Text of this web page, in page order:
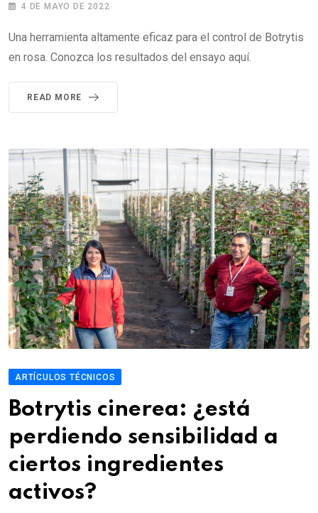
4 DE MAYO DE 2022
Una herramienta altamente eficaz para el control de Botrytis
en rosa. Conozca los resultados del ensayo aquí.
READ MORE
ARTÍCULOS TÉCNICOS
Botrytis cinerea: ¿está
perdiendo sensibilidad a
ciertos ingredientes
activos?